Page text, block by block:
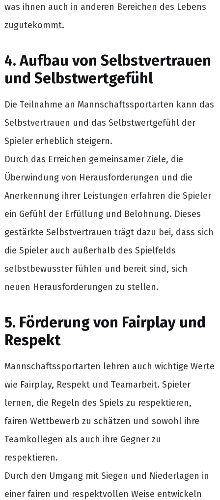
was ihnen auch in anderen Bereichen des Lebens
zugutekommt.
4. Aufbau von Selbstvertrauen
und Selbstwertgefühl
Die Teilnahme an Mannschaftssportarten kann das
Selbstvertrauen und das Selbstwertgefühl der
Spieler erheblich steigern.
Durch das Erreichen gemeinsamer Ziele, die
Überwindung von Herausforderungen und die
Anerkennung ihrer Leistungen erfahren die Spieler
ein Gefühl der Erfüllung und Belohnung. Dieses
gestärkte Selbstvertrauen trägt dazu bei, dass sich
die Spieler auch außerhalb des Spielfelds
selbstbewusster fühlen und bereit sind, sich
neuen Herausforderungen zu stellen.
5. Förderung von Fairplay und
Respekt
Mannschaftssportarten lehren auch wichtige Werte
wie Fairplay, Respekt und Teamarbeit. Spieler
lernen, die Regeln des Spiels zu respektieren,
fairen Wettbewerb zu schätzen und sowohl ihre
Teamkollegen als auch ihre Gegner zu
respektieren.
Durch den Umgang mit Siegen und Niederlagen in
einer fairen und respektvollen Weise entwickeln